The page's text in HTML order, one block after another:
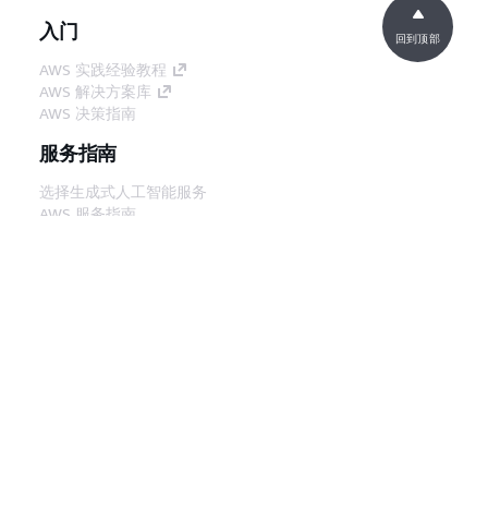
入门
AWS 实践经验教程
AWS 解决方案库
AWS 决策指南
服务指南
选择生成式人工智能服务
AWS 服务指南
回到顶部